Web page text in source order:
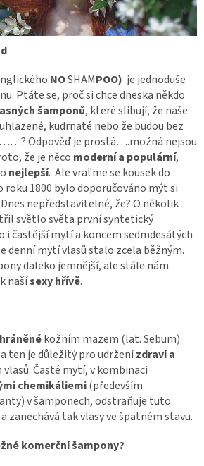
NOSHAMPOO) je jednoduše
Ptáte se, proč si chce dneska někdo
šamponů, které slibují, že naše
kudrnaté nebo že budou bez
Odpověď je prostá….možná nejsou
že je něco moderní a populární,
nejlepší. Ale vraťme se kousek do
roku 1800 bylo doporučováno mýt si
nepředstavitelné, že? O několik
světlo světa první syntetický
častější mytí a koncem sedmdesátých
denní mytí vlasů stalo zcela běžným.
daleko jemnější, ale stále nám
našísexy hřívě.
kožním mazem (lat. Sebum)
a ten je důležitý pro udrženízdraví a
vlasů. Časté mytí, v kombinaci
chemikáliemi(především
v šamponech, odstraňuje tuto
a zanechává tak vlasy ve špatném stavu.
komerční šampony?